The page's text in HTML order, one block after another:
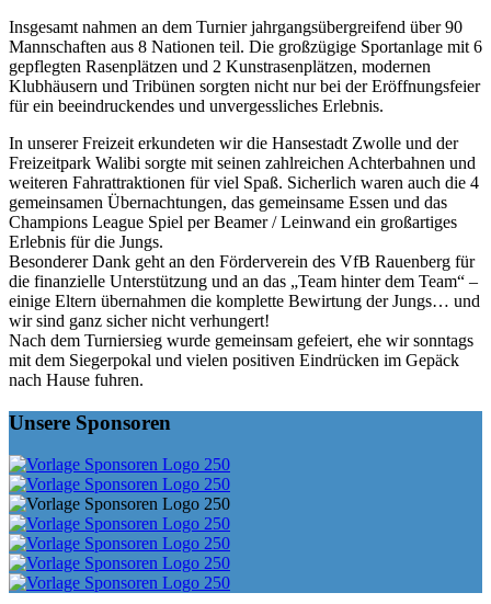
Insgesamt nahmen an dem Turnier jahrgangsübergreifend über 90
Mannschaften aus 8 Nationen teil. Die großzügige Sportanlage mit 6
gepflegten Rasenplätzen und 2 Kunstrasenplätzen, modernen
Klubhäusern und Tribünen sorgten nicht nur bei der Eröffnungsfeier
für ein beeindruckendes und unvergessliches Erlebnis.
In unserer Freizeit erkundeten wir die Hansestadt Zwolle und der
Freizeitpark Walibi sorgte mit seinen zahlreichen Achterbahnen und
weiteren Fahrattraktionen für viel Spaß. Sicherlich waren auch die 4
gemeinsamen Übernachtungen, das gemeinsame Essen und das
Champions League Spiel per Beamer / Leinwand ein großartiges
Erlebnis für die Jungs.
Besonderer Dank geht an den Förderverein des VfB Rauenberg für
die finanzielle Unterstützung und an das „Team hinter dem Team“ –
einige Eltern übernahmen die komplette Bewirtung der Jungs… und
wir sind ganz sicher nicht verhungert!
Nach dem Turniersieg wurde gemeinsam gefeiert, ehe wir sonntags
mit dem Siegerpokal und vielen positiven Eindrücken im Gepäck
nach Hause fuhren.
Unsere Sponsoren